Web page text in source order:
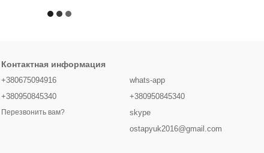
Контактная информация
+380675094916
+380950845340
Перезвонить вам?
whats-app
+380950845340
skype
ostapyuk2016@gmail.com